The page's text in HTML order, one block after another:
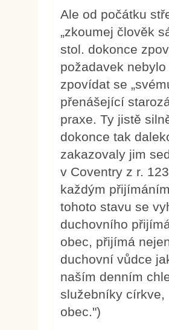
Ale od počátku
„zkoumej člověk
stol. dokonce
požadavek
zpovídat se
přenášející
praxe. Ty jistě
dokonce tak
zakazovaly jim
v Coventry z r.
každým
tohoto stavu se
duchovního
obec, přijímá
duchovní vůdce
naším denním
služebníky církve,
obec.")